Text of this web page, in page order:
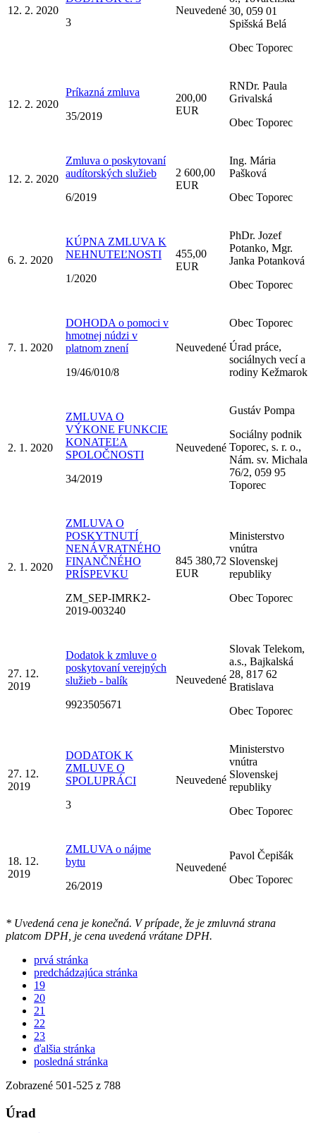
12. 2. 2020
3
Neuvedené 30, 059 01
Spišská Belá
Obec Toporec
12. 2. 2020
Príkazná zmluva
35/2019
200,00
EUR
RNDr. Paula
Grivalská
Obec Toporec
12. 2. 2020
Zmluva o poskytovaní
audítorských služieb
6/2019
2 600,00
EUR
Ing. Mária
Pašková
Obec Toporec
6. 2. 2020
KÚPNA ZMLUVA K
NEHNUTEĽNOSTI
1/2020
455,00
EUR
PhDr. Jozef
Potanko, Mgr.
Janka Potanková
Obec Toporec
7. 1. 2020
DOHODA o pomoci v
hmotnej núdzi v
platnom znení
19/46/010/8
Neuvedené
Obec Toporec
Úrad práce,
sociálnych vecí a
rodiny Kežmarok
2. 1. 2020
ZMLUVA O
VÝKONE FUNKCIE
KONATEĽA
SPOLOČNOSTI
34/2019
Neuvedené
Gustáv Pompa
Sociálny podnik
Toporec, s. r. o.,
Nám. sv. Michala
76/2, 059 95
Toporec
2. 1. 2020
ZMLUVA O
POSKYTNUTÍ
NENÁVRATNÉHO
FINANČNÉHO
PRÍSPEVKU
ZM_SEP-IMRK2-
2019-003240
845 380,72
EUR
Ministerstvo
vnútra
Slovenskej
republiky
Obec Toporec
27. 12.
2019
Dodatok k zmluve o
poskytovaní verejných
služieb - balík
9923505671
Neuvedené
Slovak Telekom,
a.s., Bajkalská
28, 817 62
Bratislava
Obec Toporec
27. 12.
2019
DODATOK K
ZMLUVE O
SPOLUPRÁCI
3
Neuvedené
Ministerstvo
vnútra
Slovenskej
republiky
Obec Toporec
18. 12.
2019
ZMLUVA o nájme
bytu
26/2019
Neuvedené
Pavol Čepišák
Obec Toporec
* Uvedená cena je konečná. V prípade, že je zmluvná strana
platcom DPH, je cena uvedená vrátane DPH.
prvá stránka
predchádzajúca stránka
19
20
21
22
23
ďalšia stránka
posledná stránka
Zobrazené 501-525 z 788
Úrad